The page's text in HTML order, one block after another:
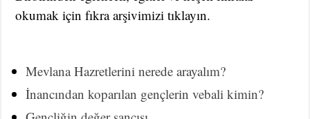
okumak için fıkra arşivimizi tıklayın.
Mevlana Hazretlerini nerede arayalım?
İnancından koparılan gençlerin vebali kimin?